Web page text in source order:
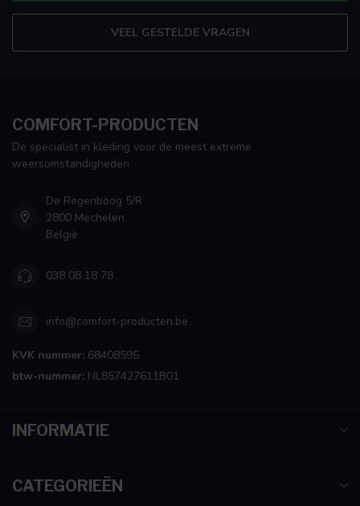
VEEL GESTELDE VRAGEN
COMFORT-PRODUCTEN
De specialist in kleding voor de meest extreme
weersomstandigheden
De Regenboog 5/R
2800 Mechelen
België
038 08 18 78
info@comfort-producten.be
KVK nummer: 68408595
btw-nummer: NL857427611B01
INFORMATIE
CATEGORIEËN